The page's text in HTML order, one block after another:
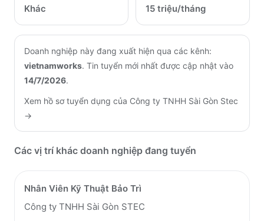
Khác 15 triệu/tháng
Doanh nghiệp này đang xuất hiện qua các kênh:
vietnamworks. Tin tuyển mới nhất được cập nhật vào
14/7/2026.
Xem hồ sơ tuyển dụng của Công ty TNHH Sài Gòn Stec
→
Các vị trí khác doanh nghiệp đang tuyển
Nhân Viên Kỹ Thuật Bảo Trì
Công ty TNHH Sài Gòn STEC